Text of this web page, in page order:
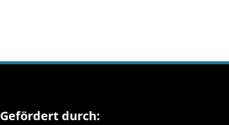
Gefördert durch: